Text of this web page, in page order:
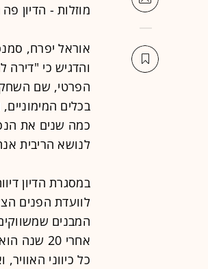
מוזלות - הדיון
אוראל יפרח,
והדגיש כי
הפרטי, שם
בכלים
כמה שנים את
לנושא הריבית
במסגרת הדיון
לוועדת הפנים
המבנים
אחרי 20
כל כיווני